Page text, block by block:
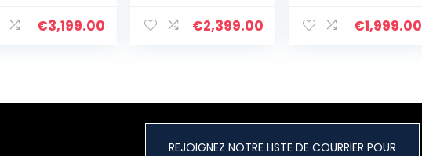
Cristal
Bijoux
€3,199.00
De Rocaille À
Breloques
€2,399.00
Faits À La Main
Bracelets Miyuki
€1,999.00
REJOIGNEZ NOTRE LISTE DE COURRIER POUR